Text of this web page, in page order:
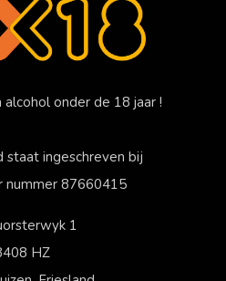
onder de 18 jaar !
staat ingeschreven bij
nummer 87660415
1
HZ